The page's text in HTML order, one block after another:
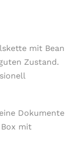
mit Bean
Zustand.
Dokumente
mit